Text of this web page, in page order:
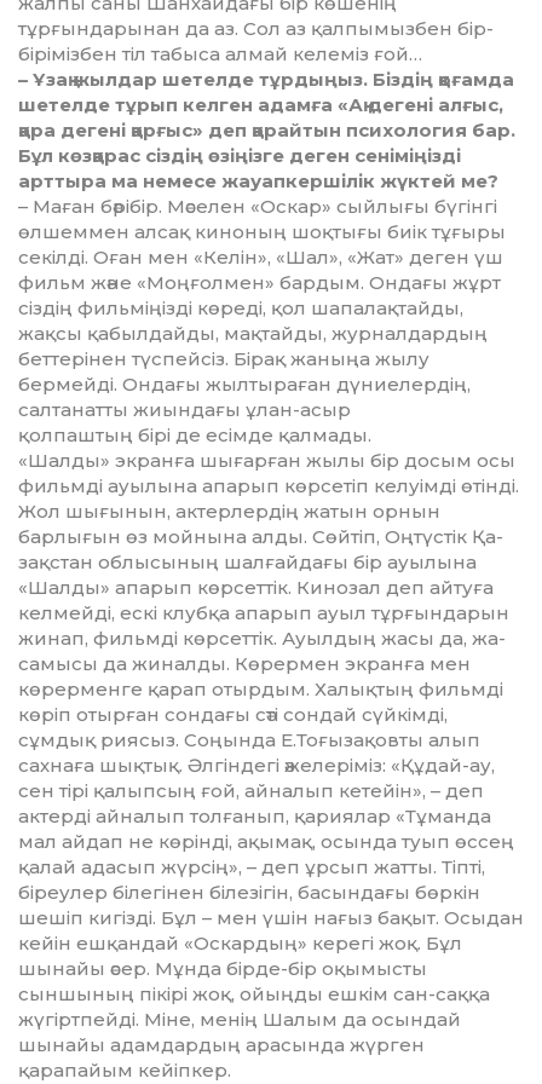
тұрғындарынан да аз. Сол аз қалпымызбен бір-
біріміз­бен тіл табыса алмай келеміз ғой…
– Ұзақ жылдар шетелде тұр­дыңыз. Біздің қоғамда
шетелде тұ­рып келген адамға «Ақ дегені алғыс,
қара дегені қарғыс» деп қарайтын психология бар.
Бұл көзқарас сіздің өзіңізге деген сеніміңізді
арттыра ма немесе жауапкершілік жүктей ме?
– Маған бәрібір. Мәселен «Ос­кар» сыйлығы бүгінгі
өлшем­мен ал­сақ киноның шоқтығы биік тұ­ғы­ры
секілді. Оған мен «Келін», «Шал», «Жат» деген үш
фильм жә­не «Моңғолмен» бардым. Он­да­ғы жұрт
сіздің фильміңізді көре­ді, қол шапалақтайды,
жақсы қа­был­­дайды, мақтайды, жур­­нал­­дардың
беттерінен түс­пейсіз. Бірақ жа­ныңа жылу
бермейді. Ондағы жыл­тыраған дүниелердің,
салта­нат­ты жиын­дағы ұлан-асыр
қол­паш­­тың бірі де есімде қалмады.
«Шалды» экранға шығарған жы­лы бір досым осы
фильмді ауы­лына апарып көрсетіп келуімді өтін­ді.
Жол шығынын, актерлердің жа­­тын орнын
барлығын өз мой­ны­на алды. Сөйтіп, Оңтүстік Қа­
зақ­стан облысының шалғайдағы бір ауылына
«Шалды» апарып көрсеттік. Кинозал деп айтуға
келмейді, ескі клубқа апарып ауыл тұрғындарын
жинап, фильмді көрсеттік. Ауылдың жасы да, жа­
самысы да жиналды. Көрермен экранға мен
көрерменге қарап отырдым. Халықтың фильмді
кө­ріп отырған сондағы сәті сондай сүй­кімді,
сұмдық риясыз. Соңында Е.Тоғызақовты алып
сахнаға шық­тық. Әлгіндегі әжелеріміз: «Құдай-ау,
сен тірі қалыпсың ғой, айналып кетейін», – деп
актерді айналып толғанып, қариялар «Тұманда
мал айдап не көрінді, ақымақ, осында туып өссең
қалай адасып жүрсің», – деп ұрсып жатты. Тіпті,
біреулер білегінен білезігін, басындағы бөр­кін
шешіп кигізді. Бұл – мен үшін нағыз бақыт. Осыдан
кейін ешқандай «Оскардың» керегі жоқ. Бұл
шынайы әсер. Мұнда бірде-бір оқымысты
сыншының пікірі жоқ, ойыңды ешкім сан-саққа
жүгіртпейді. Міне, менің Шалым да осындай
шынайы адамдардың арасында жүрген
қарапайым кейіпкер.